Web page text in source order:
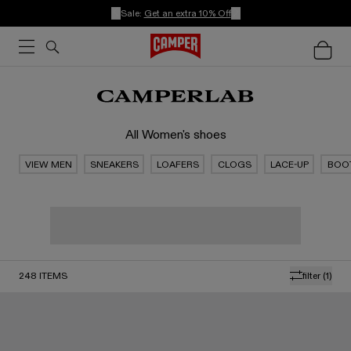
Sale: Get an extra 10% Off
All Women's shoes
VIEW MEN SNEAKERS LOAFERS CLOGS LACE-UP
filter (1)
248 ITEMS